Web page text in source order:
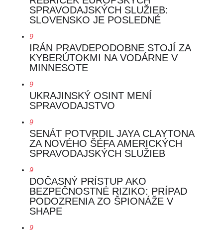
SPRAVODAJSKÝCH SLUŽIEB:
SLOVENSKO JE POSLEDNÉ
9
IRÁN PRAVDEPODOBNE STOJÍ ZA
KYBERÚTOKMI NA VODÁRNE V
MINNESOTE
9
UKRAJINSKÝ OSINT MENÍ
SPRAVODAJSTVO
9
SENÁT POTVRDIL JAYA CLAYTONA
ZA NOVÉHO ŠÉFA AMERICKÝCH
SPRAVODAJSKÝCH SLUŽIEB
9
DOČASNÝ PRÍSTUP AKO
BEZPEČNOSTNÉ RIZIKO: PRÍPAD
PODOZRENIA ZO ŠPIONÁŽE V
SHAPE
9